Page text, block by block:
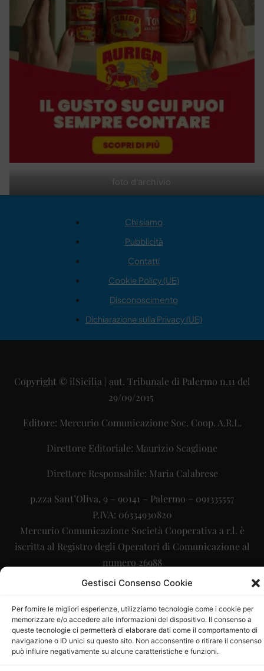
Gestisci Consenso Cookie
Per fornire le migliori esperienze, utilizziamo tecnologie come i cookie per
memorizzare e/o accedere alle informazioni del dispositivo. Il consenso a
queste tecnologie ci permetterà di elaborare dati come il comportamento di
navigazione o ID unici su questo sito. Non acconsentire o ritirare il consenso
può influire negativamente su alcune caratteristiche e funzioni.
foto d'archivio
Chi siamo
Pubblicità
Contatti
Cookie Policy (UE)
Disconoscimento
Dichiarazione sulla Privacy (UE)
Copyright © ilSicilia | aut. Tribunale di Palermo n.11 del
29/09/2015
Editore: Mercurio Comunicazione Soc. Coop. A.R.L.
Direttore Editoriale: Maurizio Scaglione
Direttore Responsabile: Maria Calabrese
p.zza Sant’Oliva, 9 – 90141 – Palermo – 091335557
P.IVA: 06334930820
Mercurio Comunicazione Società Cooperativa a r.l. è
iscritta al Registro degli Operatori di Comunicazione al
numero 26988
Sito gestito daLa Digitale srl– info@ladigitale.it